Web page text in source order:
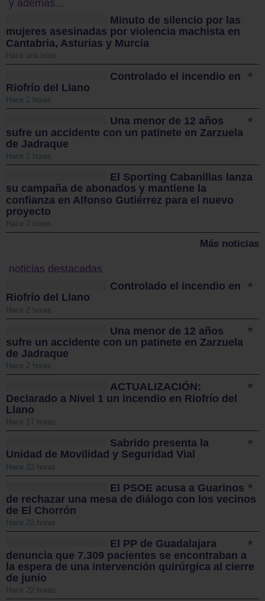
y además...
Minuto de silencio por las
mujeres asesinadas por violencia machista en
Cantabria, Asturias y Murcia
Hace una hora
Controlado el incendio en
Riofrío del Llano
Hace 2 horas
Una menor de 12 años
sufre un accidente con un patinete en Zarzuela
de Jadraque
Hace 2 horas
El Sporting Cabanillas lanza
su campaña de abonados y mantiene la
confianza en Alfonso Gutiérrez para el nuevo
proyecto
Hace 2 horas
Más noticias
noticias destacadas
Controlado el incendio en
Riofrío del Llano
Hace 2 horas
Una menor de 12 años
sufre un accidente con un patinete en Zarzuela
de Jadraque
Hace 2 horas
ACTUALIZACIÓN:
Declarado a Nivel 1 un incendio en Riofrío del
Llano
Hace 17 horas
Sabrido presenta la
Unidad de Movilidad y Seguridad Vial
Hace 22 horas
El PSOE acusa a Guarinos
de rechazar una mesa de diálogo con los vecinos
de El Chorrón
Hace 22 horas
El PP de Guadalajara
denuncia que 7.309 pacientes se encontraban a
la espera de una intervención quirúrgica al cierre
de junio
Hace 22 horas